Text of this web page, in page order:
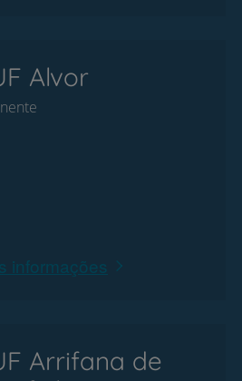
Alvor
informações
Arrifana de